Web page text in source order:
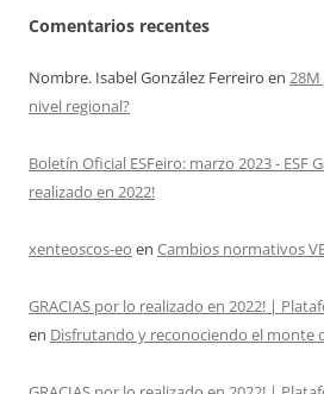
Comentarios recentes
Nombre. Isabel González Ferreiro en 28M
nivel regional?
Boletín Oficial ESFeiro: marzo 2023 - ESF
realizado en 2022!
xenteoscos-eo en Cambios normativos
GRACIAS por lo realizado en 2022! |
en Disfrutando y reconociendo el monte